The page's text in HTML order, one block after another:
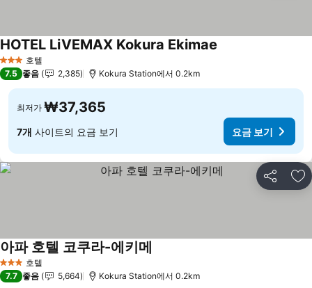
3 성급 호텔
HOTEL LiVEMAX Kokura Ekimae
7.5 좋음 2,385 Kokura Station에서 0.2km
최저가 ₩37,365
7개 사이트의 요금 보기 요금 보기
공유 즐
3 성급 호텔
아파 호텔 코쿠라-에키메
7.7 좋음 5,664 Kokura Station에서 0.2km